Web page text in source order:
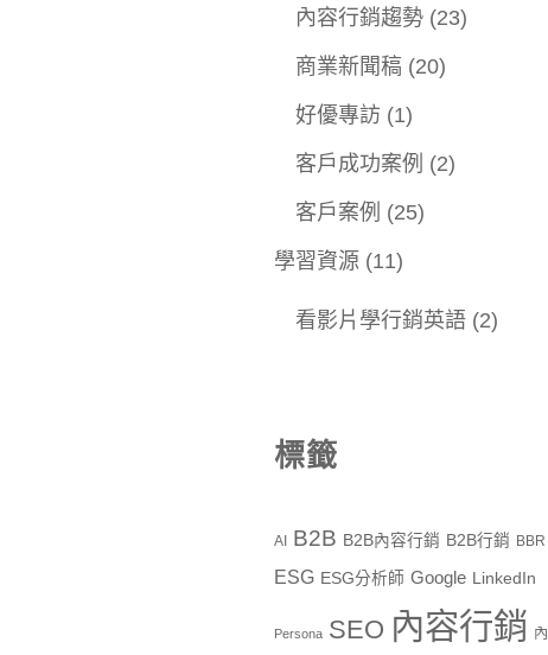
內容行銷趨勢 (23)
商業新聞稿 (20)
好優專訪 (1)
客戶成功案例 (2)
客戶案例 (25)
學習資源 (11)
看影片學行銷英語 (2)
標籤
AI B2B B2B內容行銷 B2B行銷 BBR
ESG ESG分析師 Google LinkedIn
Persona SEO 內容行銷 內